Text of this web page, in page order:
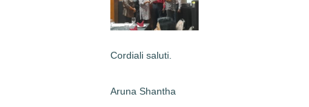
Cordiali saluti.
Aruna Shantha